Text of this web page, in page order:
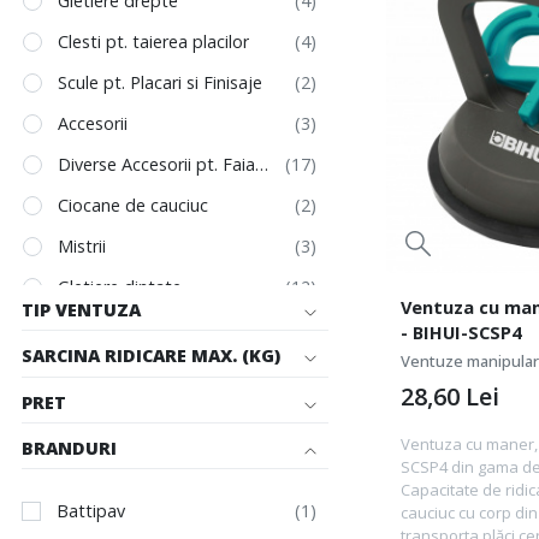
Clesti pt. taierea placilor
Scule pt. Placari si Finisaje
Accesorii
Diverse Accesorii pt. Faiantari
Ciocane de cauciuc
Mistrii
Gletiere dintate
Unelte de mana
Racleta de scos rosturi
Truse si Cutii de Scule
TIP VENTUZA
SARCINA RIDICARE MAX. (KG)
PRET
BRANDURI
Battipav
Ventuza cu
- BIHUI-SCSP4
Ventuze
Ventuza cu
SCSP4 din gama
Capacitate de
cauciuc cu corp
28,60 Lei